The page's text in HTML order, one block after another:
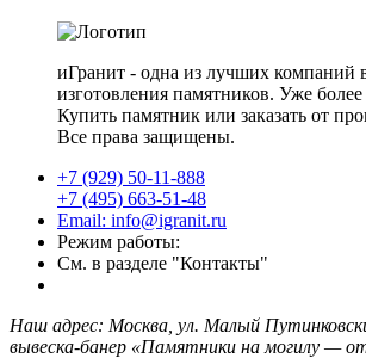
иГранит - одна из лучших компаний
изготовления памятников. Уже более
Купить памятник или заказать от
Все права защищены.
+7 (929) 50-11-888
+7 (495) 663-51-48
Email: info@igranit.ru
Режим работы:
См. в разделе "Контакты"
Наш адрес: Москва, ул. Малый
вывеска-банер «Памятники на могилу —